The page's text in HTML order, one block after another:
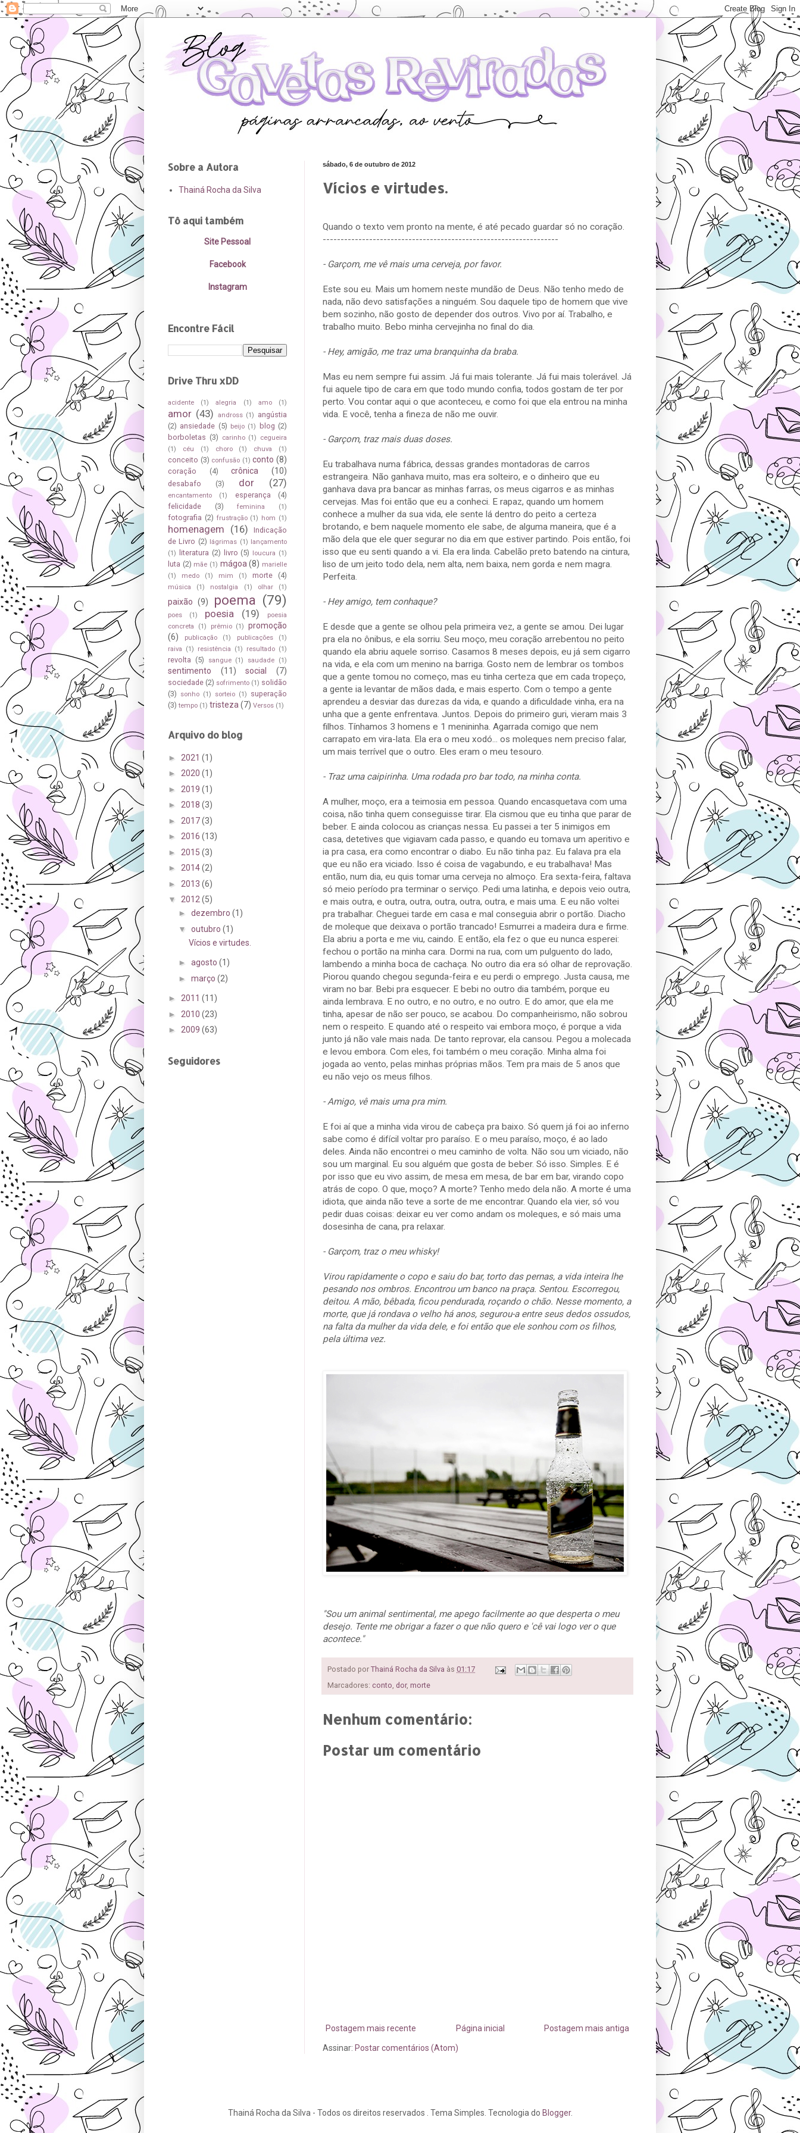
sábado, 6 de outubro de 2012
Vícios e virtudes.
Quando o texto vem pronto na mente, é até pecado guardar só no coração.
------------------------------------------------------------------
- Garçom, me vê mais uma cerveja, por favor.
Este sou eu. Mais um homem neste mundão de Deus. Não tenho medo de
nada, não devo satisfações a ninguém. Sou daquele tipo de homem que vive
bem sozinho, não gosto de depender dos outros. Vivo por aí. Trabalho, e
trabalho muito. Bebo minha cervejinha no final do dia.
- Hey, amigão, me traz uma branquinha da braba.
Mas eu nem sempre fui assim. Já fui mais tolerante. Já fui mais tolerável. Já
fui aquele tipo de cara em que todo mundo confia, todos gostam de ter por
perto. Vou contar aqui o que aconteceu, e como foi que ela entrou na minha
vida. E você, tenha a fineza de não me ouvir.
- Garçom, traz mais duas doses.
Eu trabalhava numa fábrica, dessas grandes montadoras de carros
estrangeira. Não ganhava muito, mas era solteiro, e o dinheiro que eu
ganhava dava pra bancar as minhas farras, os meus cigarros e as minhas
cervejas. Mas foi então que eu a conheci. E rapaz, quando um homem
conhece a mulher da sua vida, ele sente lá dentro do peito a certeza
brotando, e bem naquele momento ele sabe, de alguma maneira, que é a
mão dela que ele quer segurar no dia em que estiver partindo. Pois então, foi
isso que eu senti quando a vi. Ela era linda. Cabelão preto batendo na cintura,
liso de um jeito todo dela, nem alta, nem baixa, nem gorda e nem magra.
Perfeita.
- Hey amigo, tem conhaque?
E desde que a gente se olhou pela primeira vez, a gente se amou. Dei lugar
pra ela no ônibus, e ela sorriu. Seu moço, meu coração arrebentou no peito
quando ela abriu aquele sorriso. Casamos 8 meses depois, eu já sem cigarro
na vida, e ela com um menino na barriga. Gosto nem de lembrar os tombos
que a gente tomou no começo, mas eu tinha certeza que em cada tropeço,
a gente ia levantar de mãos dada, e mais esperto. Com o tempo a gente
aprendeu a desviar das durezas da vida, e quando a dificuldade vinha, era na
unha que a gente enfrentava. Juntos. Depois do primeiro guri, vieram mais 3
filhos. Tínhamos 3 homens e 1 menininha. Agarrada comigo que nem
carrapato em vira-lata. Ela era o meu xodó... os moleques nem preciso falar,
um mais terrível que o outro. Eles eram o meu tesouro.
- Traz uma caipirinha. Uma rodada pro bar todo, na minha conta.
A mulher, moço, era a teimosia em pessoa. Quando encasquetava com uma
coisa, não tinha quem conseguisse tirar. Ela cismou que eu tinha que parar de
beber. E ainda colocou as crianças nessa. Eu passei a ter 5 inimigos em
casa, detetives que vigiavam cada passo, e quando eu tomava um aperitivo e
ia pra casa, era como encontrar o diabo. Eu não tinha paz. Eu falava pra ela
que eu não era viciado. Isso é coisa de vagabundo, e eu trabalhava! Mas
então, num dia, eu quis tomar uma cerveja no almoço. Era sexta-feira, faltava
só meio período pra terminar o serviço. Pedi uma latinha, e depois veio outra,
e mais outra, e outra, outra, outra, outra, outra, e mais uma. E eu não voltei
pra trabalhar. Cheguei tarde em casa e mal conseguia abrir o portão. Diacho
de moleque que deixava o portão trancado! Esmurrei a madeira dura e firme.
Ela abriu a porta e me viu, caindo. E então, ela fez o que eu nunca esperei:
fechou o portão na minha cara. Dormi na rua, com um pulguento do lado,
lambendo a minha boca de cachaça. No outro dia era só olhar de reprovação.
Piorou quando chegou segunda-feira e eu perdi o emprego. Justa causa, me
viram no bar. Bebi pra esquecer. E bebi no outro dia também, porque eu
ainda lembrava. E no outro, e no outro, e no outro. E do amor, que ela me
tinha, apesar de não ser pouco, se acabou. Do companheirismo, não sobrou
nem o respeito. E quando até o respeito vai embora moço, é porque a vida
junto já não vale mais nada. De tanto reprovar, ela cansou. Pegou a molecada
e levou embora. Com eles, foi também o meu coração. Minha alma foi
jogada ao vento, pelas minhas próprias mãos. Tem pra mais de 5 anos que
eu não vejo os meus filhos.
- Amigo, vê mais uma pra mim.
E foi aí que a minha vida virou de cabeça pra baixo. Só quem já foi ao inferno
sabe como é difícil voltar pro paraíso. E o meu paraíso, moço, é ao lado
deles. Ainda não encontrei o meu caminho de volta. Não sou um viciado, não
sou um marginal. Eu sou alguém que gosta de beber. Só isso. Simples. E é
por isso que eu vivo assim, de mesa em mesa, de bar em bar, virando copo
atrás de copo. O que, moço? A morte? Tenho medo dela não. A morte é uma
idiota, que ainda não teve a sorte de me encontrar. Quando ela vier, só vou
pedir duas coisas: deixar eu ver como andam os moleques, e só mais uma
dosesinha de cana, pra relaxar.
- Garçom, traz o meu whisky!
Virou rapidamente o copo e saiu do bar, torto das pernas, a vida inteira lhe
pesando nos ombros. Encontrou um banco na praça. Sentou. Escorregou,
deitou. A mão, bêbada, ficou pendurada, roçando o chão. Nesse momento, a
morte, que já rondava o velho há anos, segurou-a entre seus dedos ossudos,
na falta da mulher da vida dele, e foi então que ele sonhou com os filhos,
pela última vez.
"Sou um animal sentimental, me apego facilmente ao que desperta o meu
desejo. Tente me obrigar a fazer o que não quero e 'cê vai logo ver o que
acontece."
Postado por Thainá Rocha da Silva às 01:17
Marcadores: conto, dor, morte
Nenhum comentário:
Postar um comentário
Postagem mais recente Postagem mais antiga
Página inicial
Assinar: Postar comentários (Atom)
Sobre a Autora
Thainá Rocha da Silva
Tô aqui também
Site Pessoal
Facebook
Instagram
Encontre Fácil
Drive Thru xDD
acidente (1) alegria (1) amo (1)
amor (43) andross (1)
angústia
(2) ansiedade (5) beijo (1) blog (2)
borboletas (3) carinho (1)
cegueira
(1)
céu (1) choro (1) chuva (1)
conceito (3) confusão (1) conto (8)
coração (4) crônica (10)
desabafo (3) dor (27)
encantamento (1) esperança
(4)
felicidade
(3) feminina (1)
fotografia (2) frustração (1) hom (1)
homenagem (16)
Indicação
de Livro (2) lágrimas (1) lançamento
(1)
literatura (2) livro (5) loucura (1)
luta (2) mãe (1) mágoa (8) marielle
(1)
medo (1) mim (1) morte (4)
música (1) nostalgia (1) olhar (1)
paixão (9) poema (79)
poes (1) poesia (19)
poesia
concreta
(1) prêmio (1)
promoção
(6)
publicação (1) publicações
(1)
raiva
(1) resistência (1) resultado (1)
revolta (5) sangue (1) saudade (1)
sentimento (11) social (7)
sociedade (2) sofrimento (1) solidão
(3)
sonho (1) sorteio (1)
superação
(3) tempo (1) tristeza (7) Versos (1)
Arquivo do blog
► 2021 (1)
► 2020 (1)
► 2019 (1)
► 2018 (3)
► 2017(3)
► 2016 (13)
► 2015 (3)
► 2014(2)
► 2013 (6)
▼ 2012 (5)
► dezembro (1)
▼ outubro (1)
Vícios e virtudes.
► agosto (1)
► março (2)
► 2011 (11)
► 2010 (23)
► 2009 (63)
Seguidores
Thainá Rocha da Silva - Todos os direitos reservados . Tema Simples. Tecnologia do Blogger.